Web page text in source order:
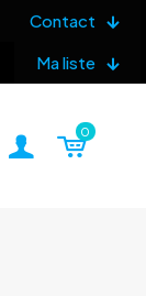
Contact
Ma liste
0